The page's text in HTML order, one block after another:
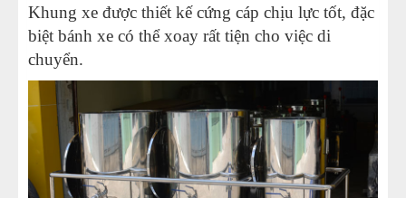
Khung xe được thiết kế cứng cáp chịu lực tốt, đặc
biệt bánh xe có thể xoay rất tiện cho việc di
chuyển.